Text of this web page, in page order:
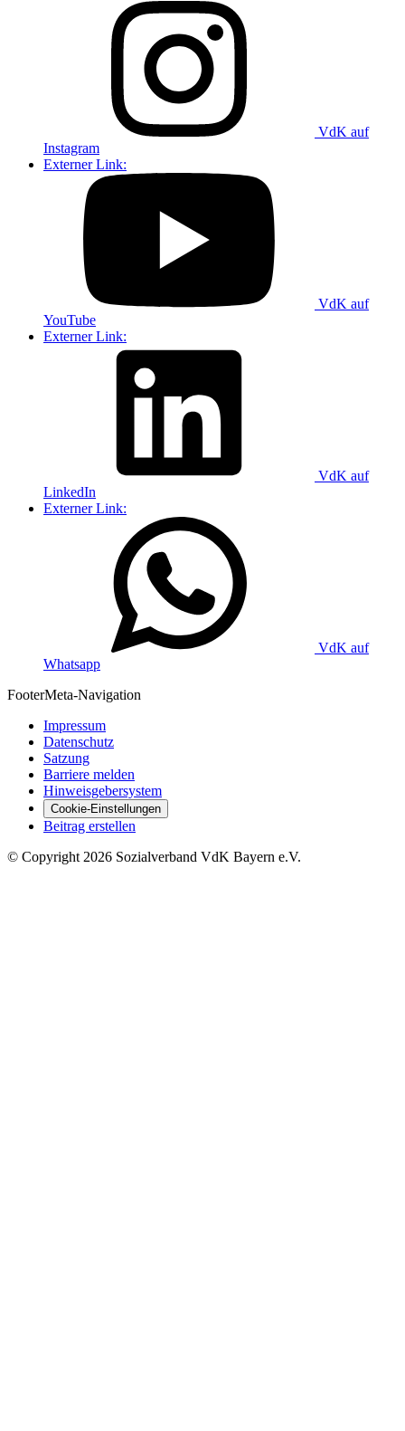
VdK auf
Instagram
Externer Link:
VdK auf
YouTube
Externer Link:
VdK auf
LinkedIn
Externer Link:
VdK auf
Whatsapp
FooterMeta-Navigation
Impressum
Datenschutz
Satzung
Barriere melden
Hinweisgebersystem
Cookie-Einstellungen
Beitrag erstellen
© Copyright2026 Sozialverband VdK Bayern e.V.